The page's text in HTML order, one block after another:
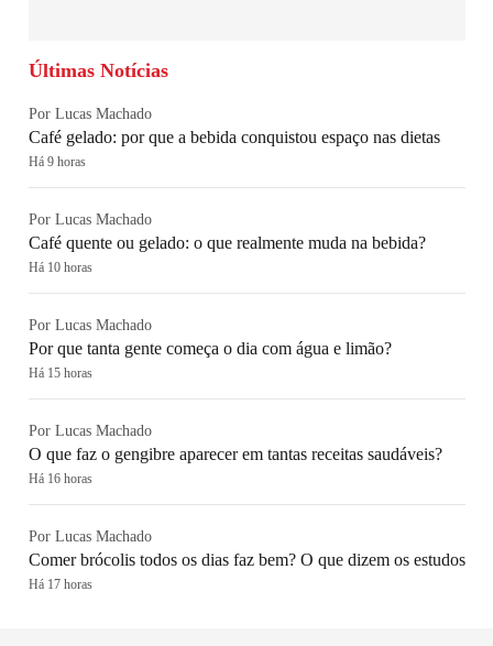
Últimas Notícias
Por Lucas Machado
Café gelado: por que a bebida conquistou espaço nas dietas
Há 9 horas
Por Lucas Machado
Café quente ou gelado: o que realmente muda na bebida?
Há 10 horas
Por Lucas Machado
Por que tanta gente começa o dia com água e limão?
Há 15 horas
Por Lucas Machado
O que faz o gengibre aparecer em tantas receitas saudáveis?
Há 16 horas
Por Lucas Machado
Comer brócolis todos os dias faz bem? O que dizem os estudos
Há 17 horas